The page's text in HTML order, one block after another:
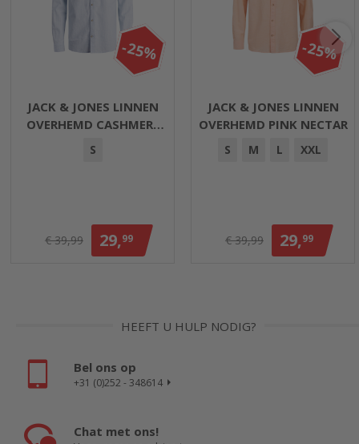
JACK & JONES LINNEN
OVERHEMD CASHMERE
BLUE
-25%
29,99
€ 39,99
S
JACK & JONES LINNEN
OVERHEMD PINK NECTAR
-25%
29,99
€ 39,99
S M L XXL
HEEFT U HULP NODIG?
Bel ons op
+31 (0)252 - 348614
Chat met ons!